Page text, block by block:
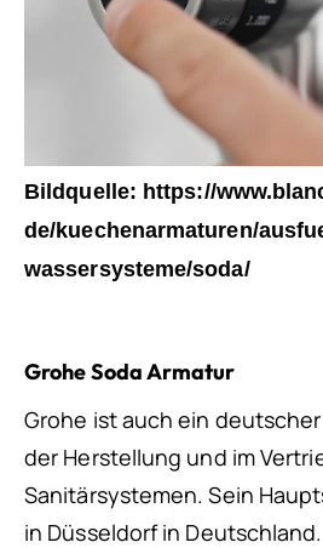
Bildquelle: https://
de/kuechenarmaturen/
wassersysteme/soda/
Grohe Soda Armatur
Grohe ist auch ein
der Herstellung und im
Sanitärsystemen. Sein
in Düsseldorf in